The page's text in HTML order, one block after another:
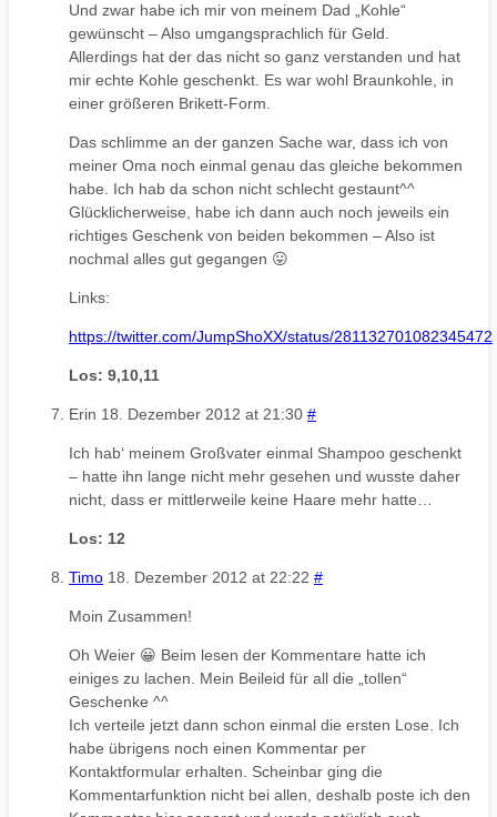
Und zwar habe ich mir von meinem Dad „Kohle“
gewünscht – Also umgangsprachlich für Geld.
Allerdings hat der das nicht so ganz verstanden und hat
mir echte Kohle geschenkt. Es war wohl Braunkohle, in
einer größeren Brikett-Form.
Das schlimme an der ganzen Sache war, dass ich von
meiner Oma noch einmal genau das gleiche bekommen
habe. Ich hab da schon nicht schlecht gestaunt^^
Glücklicherweise, habe ich dann auch noch jeweils ein
richtiges Geschenk von beiden bekommen – Also ist
nochmal alles gut gegangen 😛
Links:
https://twitter.com/JumpShoXX/status/281132701082345472
Los: 9,10,11
Erin 18. Dezember 2012 at 21:30 #
Ich hab‘ meinem Großvater einmal Shampoo geschenkt
– hatte ihn lange nicht mehr gesehen und wusste daher
nicht, dass er mittlerweile keine Haare mehr hatte…
Los: 12
Timo 18. Dezember 2012 at 22:22 #
Moin Zusammen!
Oh Weier 😀 Beim lesen der Kommentare hatte ich
einiges zu lachen. Mein Beileid für all die „tollen“
Geschenke ^^
Ich verteile jetzt dann schon einmal die ersten Lose. Ich
habe übrigens noch einen Kommentar per
Kontaktformular erhalten. Scheinbar ging die
Kommentarfunktion nicht bei allen, deshalb poste ich den